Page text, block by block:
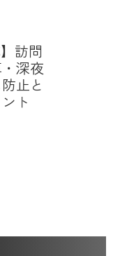
訪問
深夜
止と
ト